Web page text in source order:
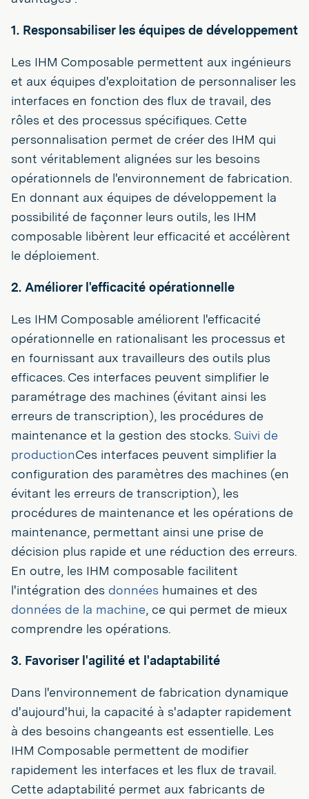
1. Responsabiliser les équipes de développement
Les IHM Composable permettent aux ingénieurs
et aux équipes d'exploitation de personnaliser les
interfaces en fonction des flux de travail, des
rôles et des processus spécifiques. Cette
personnalisation permet de créer des IHM qui
sont véritablement alignées sur les besoins
opérationnels de l'environnement de fabrication.
En donnant aux équipes de développement la
possibilité de façonner leurs outils, les IHM
composable libèrent leur efficacité et accélèrent
le déploiement.
2. Améliorer l'efficacité opérationnelle
Les IHM Composable améliorent l'efficacité
opérationnelle en rationalisant les processus et
en fournissant aux travailleurs des outils plus
efficaces. Ces interfaces peuvent simplifier le
paramétrage des machines (évitant ainsi les
erreurs de transcription), les procédures de
maintenance et la gestion des stocks. Suivi de
productionCes interfaces peuvent simplifier la
configuration des paramètres des machines (en
évitant les erreurs de transcription), les
procédures de maintenance et les opérations de
maintenance, permettant ainsi une prise de
décision plus rapide et une réduction des erreurs.
En outre, les IHM composable facilitent
l'intégration des données humaines et des
données de la machine, ce qui permet de mieux
comprendre les opérations.
3. Favoriser l'agilité et l'adaptabilité
Dans l'environnement de fabrication dynamique
d'aujourd'hui, la capacité à s'adapter rapidement
à des besoins changeants est essentielle. Les
IHM Composable permettent de modifier
rapidement les interfaces et les flux de travail.
Cette adaptabilité permet aux fabricants de